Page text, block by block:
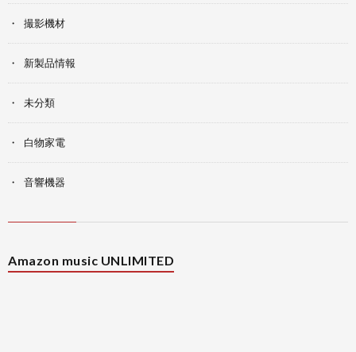
撮影機材
新製品情報
未分類
白物家電
音響機器
Amazon music UNLIMITED